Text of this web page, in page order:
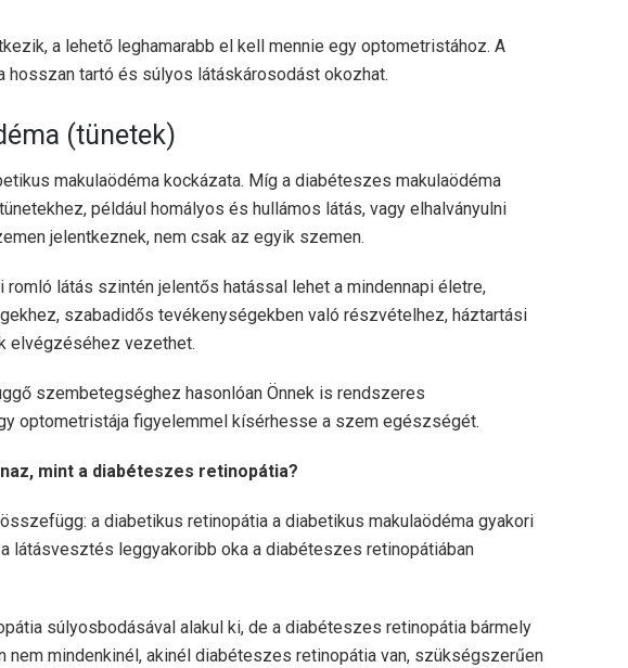
a lehető leghamarabb el kell mennie egy optometristához. A
hosszan tartó és súlyos látáskárosodást okozhat.
(tünetek)
makulaödéma kockázata. Míg a diabéteszes makulaödéma
például homályos és hullámos látás, vagy elhalványulni
jelentkeznek, nem csak az egyik szemen.
látás szintén jelentős hatással lehet a mindennapi életre,
szabadidős tevékenységekben való részvételhez, háztartási
elvégzéséhez vezethet.
szembetegséghez hasonlóan Önnek is rendszeres
optometristája figyelemmel kísérhesse a szem egészségét.
mint a diabéteszes retinopátia?
a diabetikus retinopátia a diabetikus makulaödéma gyakori
látásvesztés leggyakoribb oka a diabéteszes retinopátiában
súlyosbodásával alakul ki, de a diabéteszes retinopátia bármely
nem mindenkinél, akinél diabéteszes retinopátia van, szükségszerűen